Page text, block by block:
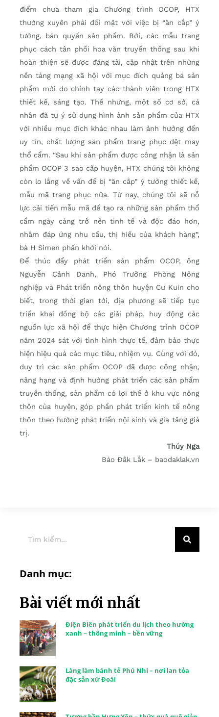
điểm chưa tham gia Chương trình OCOP, HTX
thường xuyên phải đối mặt với việc bị “ăn cắp” ý
tưởng, bản quyền sản phẩm. Bởi, các mẫu trang
phục cách tân phối hoa văn truyền thống sau khi
hoàn thiện sẽ được đăng tải, cập nhật trên những
nền tảng mạng xã hội với mục đích quảng bá sản
phẩm mới do chính tay các thành viên trong HTX
thiết kế, sáng tạo. Thế nhưng, một số cơ sở, cá
nhân đã tự ý sử dụng hình ảnh sản phẩm của HTX
với nhiều mục đích khác nhau làm ảnh hưởng đến
uy tín, chất lượng sản phẩm trang phục dệt may
thổ cẩm. “Sau khi sản phẩm được công nhận là sản
phẩm OCOP 3 sao cấp huyện, HTX chúng tôi không
còn lo lắng về vấn đề bị “ăn cắp” ý tưởng thiết kế,
mẫu mã trang phục nữa. Từ nay, chúng tôi sẽ nỗ
lực cải tiến mẫu mã để tạo ra những sản phẩm thổ
cẩm ngày càng trở nên tinh tế và độc đáo hơn,
nhằm đáp ứng nhu cầu, thị hiếu của khách hàng”,
bà H Simen phấn khởi nói.
Để thúc đẩy phát triển sản phẩm OCOP, ông
Nguyễn Cảnh Danh, Phó Trưởng Phòng Nông
nghiệp và Phát triển nông thôn huyện Cư Kuin cho
biết, trong thời gian tới, địa phương sẽ tiếp tục
triển khai đồng bộ các giải pháp, huy động các
nguồn lực xã hội để thực hiện Chương trình OCOP
năm 2024 sát với tình hình thực tế, đảm bảo thực
hiện hiệu quả các mục tiêu, nhiệm vụ. Cùng với đó,
duy trì các sản phẩm OCOP đã được công nhận,
nâng hạng và định hướng phát triển các sản phẩm
truyền thống, sản phẩm có lợi thế ở khu vực nông
thôn của huyện, góp phần phát triển kinh tế nông
thôn theo hướng phát triển nội sinh và gia tăng giá
trị.
Thúy Nga
Báo Đắk Lắk – baodaklak.vn
Danh mục:
Bài viết mới nhất
Điện Biên phát triển du lịch theo hướng
xanh – thông minh – bền vững
Làng làm bánh tẻ Phú Nhi – nơi lan tỏa
đặc sản xứ Đoài